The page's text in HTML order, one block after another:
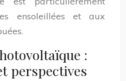
ensoleillées et aux
:
perspectives